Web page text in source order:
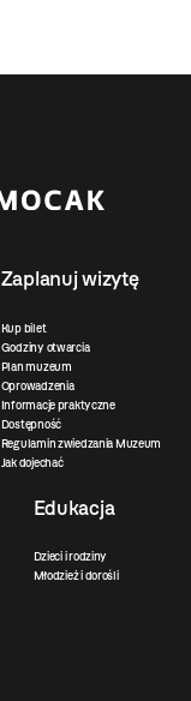
Zaplanuj wizytę
Kup bilet
Godziny otwarcia
Plan muzeum
Oprowadzenia
Informacje praktyczne
Dostępność
Regulamin zwiedzania Muzeum
Jak dojechać
Edukacja
Dzieci i rodziny
Młodzież i dorośli